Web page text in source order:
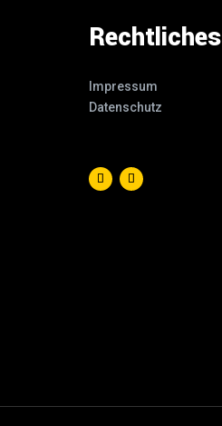
Rechtliches
Impressum
Datenschutz